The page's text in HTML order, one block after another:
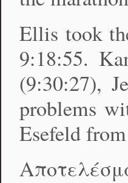
Ellis took
9:18:55.
(9:30:27),
problems
Esefeld